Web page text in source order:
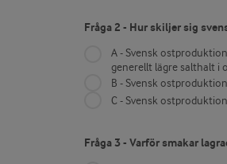
Fråga 2 - Hur skiljer sig
A - Svensk
generellt lägre salthalt i
B - Svensk
C - Svensk
Fråga 3 - Varför smakar